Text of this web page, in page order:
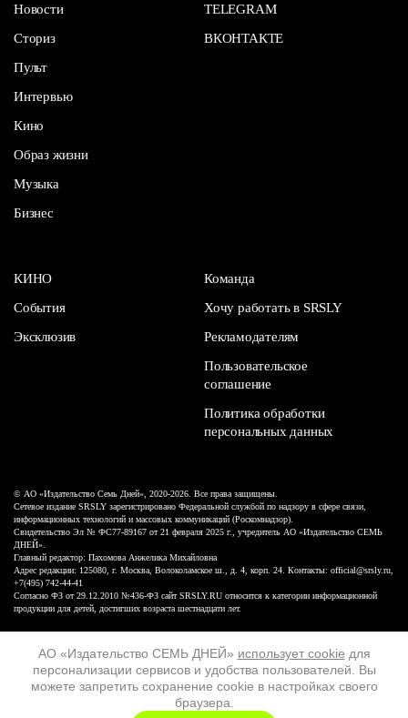
АО «Издательство СЕМЬ ДНЕЙ» использует cookie для
персонализации сервисов и удобства пользователей. Вы
можете запретить сохранение cookie в настройках своего
браузера.
Новости
Сториз
Пульт
Интервью
Кино
Образ жизни
Музыка
Бизнес
TELEGRAM
ВКОНТАКТЕ
КИНО
События
Эксклюзив
Команда
Хочу работать в SRSLY
Рекламодателям
Пользовательское
соглашение
Политика обработки
персональных данных
16+
© АО «Издательство Семь Дней», 2020-2026. Все права защищены.
Сетевое издание SRSLY зарегистрировано Федеральной службой по надзору в сфере связи,
информационных технологий и массовых коммуникаций (Роскомнадзор).
Свидетельство Эл № ФС77-89167 от 21 февраля 2025 г., учредитель АО «Издательство СЕМЬ
ДНЕЙ».
Главный редактор: Пахомова Анжелика Михайловна
Адрес редакции: 125080, г. Москва, Волоколамское ш., д. 4, корп. 24. Контакты: official@srsly.ru,
+7(495) 742-44-41
Согласно ФЗ от 29.12.2010 №436-ФЗ сайт SRSLY.RU относится к категории информационной
продукции для детей, достигших возраста шестнадцати лет.